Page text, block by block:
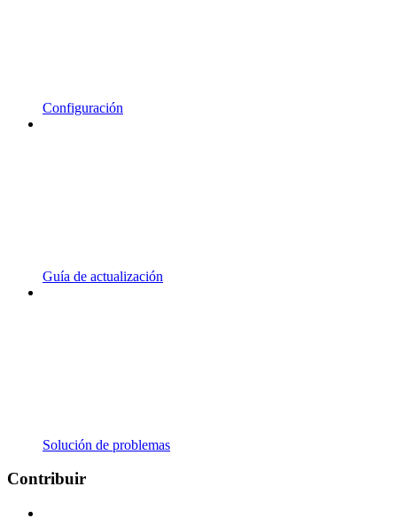
Configuración
Guía de actualización
Solución de problemas
Contribuir